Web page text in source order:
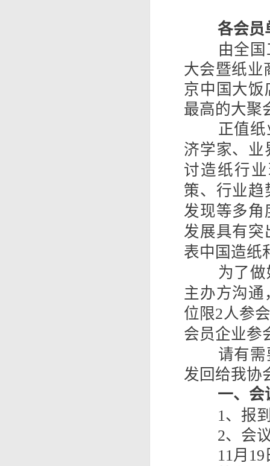
各会员
由全
大会暨纸业
京中国大饭
最高的大聚
正值
济学家、业
讨造纸行
策、行业趋
发现等多角
发展具有突
表中国造纸
为了
主办方沟通
位限2人参
会员企业
请有需
发回给我协
一、会
1、报
2、会
11月